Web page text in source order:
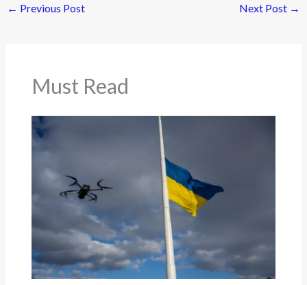
← Previous Post Next Post →
Must Read